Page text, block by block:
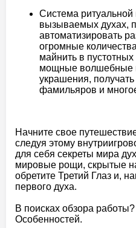
Система
вызываемых духах,
автоматизировать
огромные
майнить в
мощные волшебные
украшения,
фамильяров и
Начните свое
следуя этому
для себя секреты мира
мировые рощи, скрытые
обретите Третий Глаз и,
первого духа.
В поисках обзора
Особенностей.